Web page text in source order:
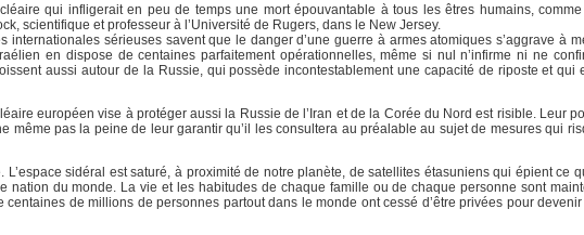
qui infligerait en peu de temps une mort épouvantable à tous les êtres humains, comme
scientifique et professeur à l’Université de Rugers, dans le New Jersey.
sérieuses savent que le danger d’une guerre à armes atomiques s’aggrave à
en dispose de centaines parfaitement opérationnelles, même si nul n’infirme ni ne
aussi autour de la Russie, qui possède incontestablement une capacité de riposte et qui
européen vise à protéger aussi la Russie de l’Iran et de la Corée du Nord est risible. Leur
même pas la peine de leur garantir qu’il les consultera au préalable au sujet de mesures qui
L’espace sidéral est saturé, à proximité de notre planète, de satellites étasuniens qui épient ce
nation du monde. La vie et les habitudes de chaque famille ou de chaque personne sont
de millions de personnes partout dans le monde ont cessé d’être privées pour